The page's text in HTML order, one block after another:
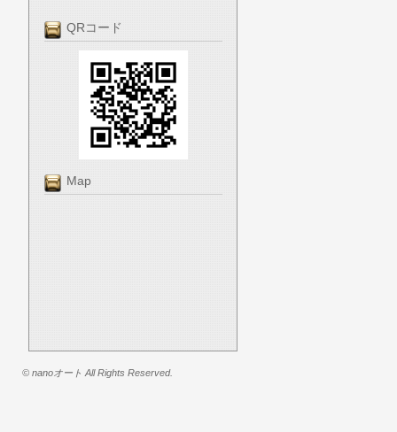
QRコード
Map
© nanoオート All Rights Reserved.